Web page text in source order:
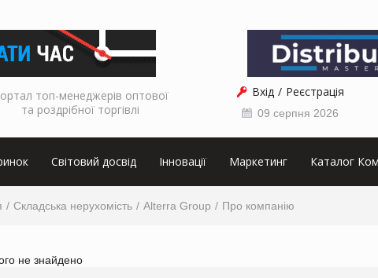
топ-менеджерів оптової
та роздрібної торгівлі
Вхід Реєстрація
09 серпня 2026
Світовий досвід Інновації Маркетинг Каталог
Складська нерухомість Alterra Group Про компанію
не знайдено